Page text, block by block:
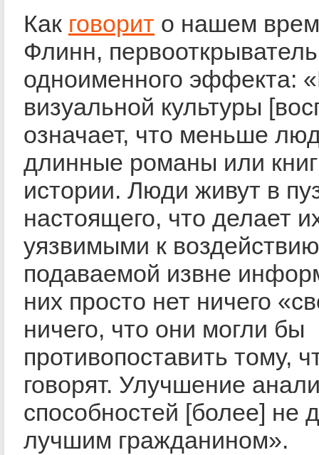
Как говорит о нашем
Флинн, первооткрыватель
одноименного эффекта:
визуальной культуры
означает, что меньше
длинные романы или
истории. Люди живут в
настоящего, что делает
уязвимыми к воздействию
подаваемой извне
них просто нет ничего
ничего, что они могли бы
противопоставить тому,
говорят. Улучшение
способностей [более] не
лучшим гражданином».